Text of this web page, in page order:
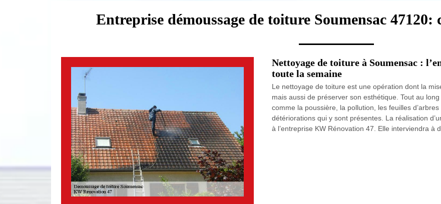
Entreprise démoussage de toiture Soumensac
Nettoyage de toiture à Soumensac :
toute la semaine
Le nettoyage de toiture est une opération dont la
mais aussi de préserver son esthétique. Tout au
comme la poussière, la pollution, les feuilles
détériorations qui y sont présentes. La réalisation
à l’entreprise KW Rénovation 47. Elle interviendra à